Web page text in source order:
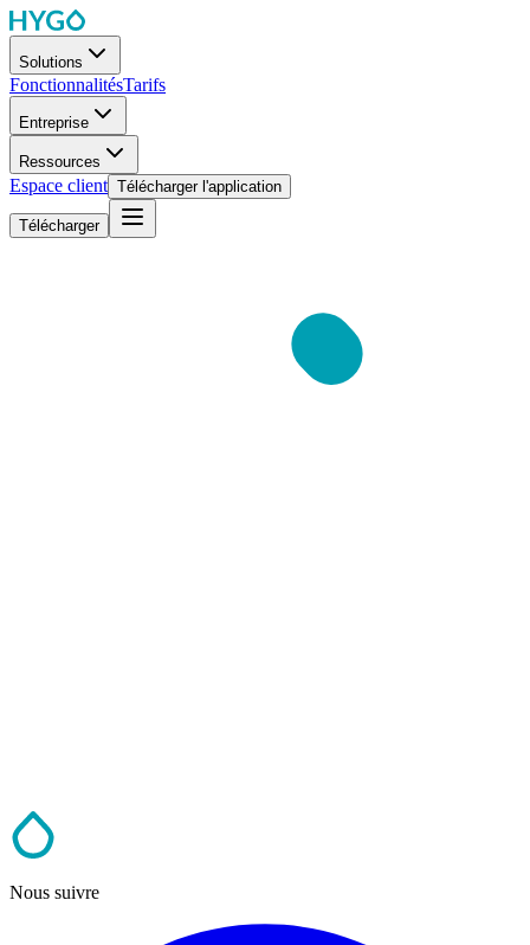
Solutions
FonctionnalitésTarifs
Entreprise
Ressources
Espace client Télécharger l'application
Télécharger
Nous suivre